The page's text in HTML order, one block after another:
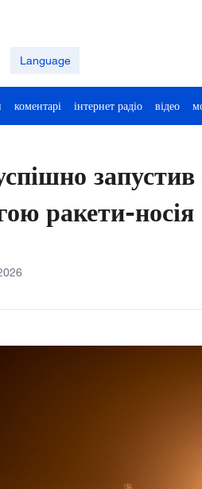
Language
коментарі інтернет радіо відео
запустив
ракети-